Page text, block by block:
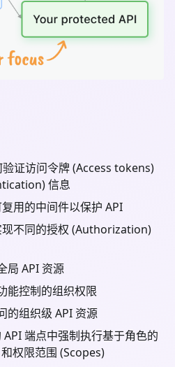
验证访问令牌 (Access tokens)
信息
用的中间件以保护 API
现不同的授权 (Authorization)
局 API 资源
能控制的组织权限
的组织级 API 资源
API 端点中强制执行基于角色的
权限范围 (Scopes)